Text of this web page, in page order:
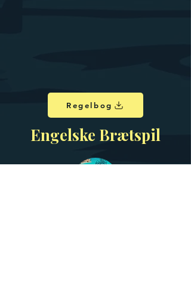
Regelbog
Engelske Brætspil